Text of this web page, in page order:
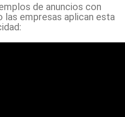
de anuncios con
las empresas aplican esta